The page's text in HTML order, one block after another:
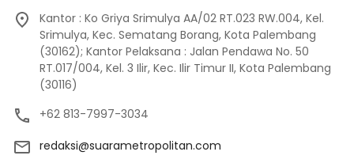
Kantor : Ko Griya Srimulya AA/02 RT.023 RW.004, Kel.
Srimulya, Kec. Sematang Borang, Kota Palembang
(30162); Kantor Pelaksana : Jalan Pendawa No. 50
RT.017/004, Kel. 3 Ilir, Kec. Ilir Timur II, Kota Palembang
(30116)
+62 813-7997-3034
redaksi@suarametropolitan.com